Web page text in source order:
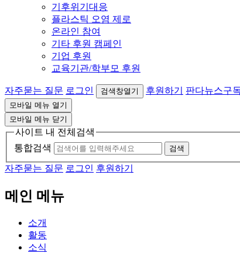
기후위기대응
플라스틱 오염 제로
온라인 참여
기타 후원 캠페인
기업 후원
교육기관/학부모 후원
자주묻는 질문 로그인 검색창열기 후원하기 판다뉴스구
모바일 메뉴 열기
모바일 메뉴 닫기
사이트 내 전체검색
통합검색
검색
자주묻는 질문 로그인 후원하기
메인 메뉴
소개
활동
소식